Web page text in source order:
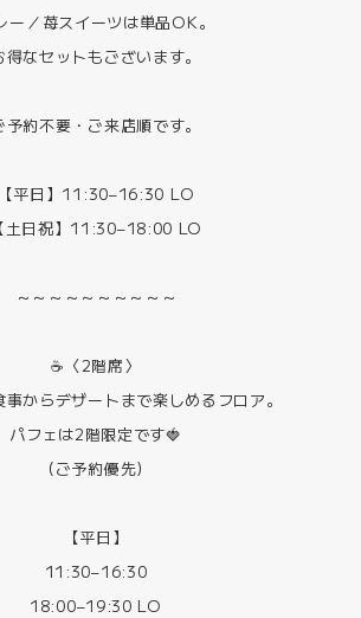
ー／苺スイーツは単品OK。
得なセットもございます。
予約不要・ご来店順です。
【平日】11:30–16:30 LO
【土日祝】11:30–18:00 LO
～～～～～～～～～～
☕️〈2階席〉
からデザートまで楽しめるフロア。
パフェは2階限定です🍓
（ご予約優先）
【平日】
11:30–16:30
18:00–19:30 LO